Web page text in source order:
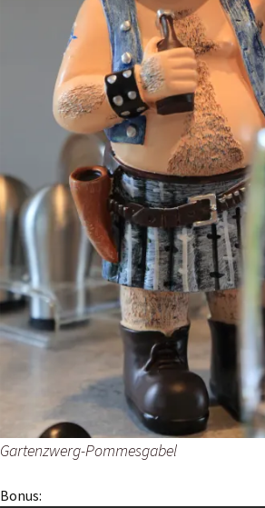
Gartenzwerg-Pommesgabel
Bonus: